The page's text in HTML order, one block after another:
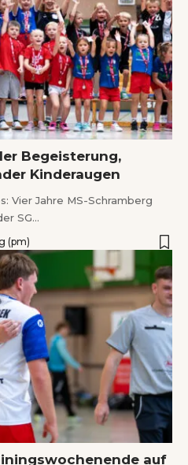
Begeisterung,
Kinderaugen
Vier Jahre MS-Schramberg
SG…
(pm)
auf